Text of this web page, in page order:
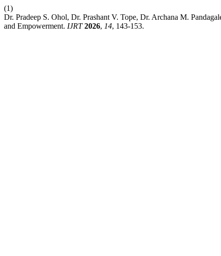
(1)
Dr. Pradeep S. Ohol, Dr. Prashant V. Tope, Dr. Archana M.
and Empowerment. IJRT 2026, 14, 143-153.